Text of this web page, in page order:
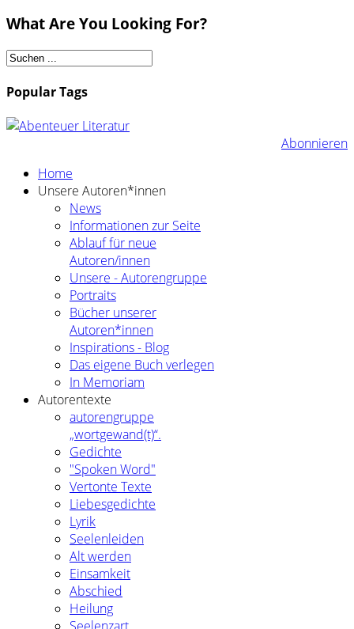
What Are You Looking For?
Popular Tags
Abonnieren
Home
Unsere Autoren*innen
News
Informationen zur Seite
Ablauf für neue
Autoren/innen
Unsere - Autorengruppe
Portraits
Bücher unserer
Autoren*innen
Inspirations - Blog
Das eigene Buch verlegen
In Memoriam
Autorentexte
autorengruppe
„wortgewand(t)“.
Gedichte
"Spoken Word"
Vertonte Texte
Liebesgedichte
Lyrik
Seelenleiden
Alt werden
Einsamkeit
Abschied
Heilung